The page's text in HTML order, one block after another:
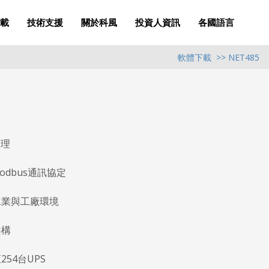
技術支援 關於科風 投資人資訊 各國語言
軟體下載 >> NET485
通訊協定
與工廠環境
台UPS